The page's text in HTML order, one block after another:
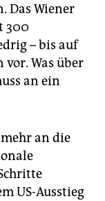
Das Wiener
300
– bis auf
vor. Was über
an ein
an die
US-Ausstieg